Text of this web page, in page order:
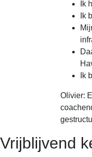
Ik
Ik
Ik
Olivier:
Vrijblijvend